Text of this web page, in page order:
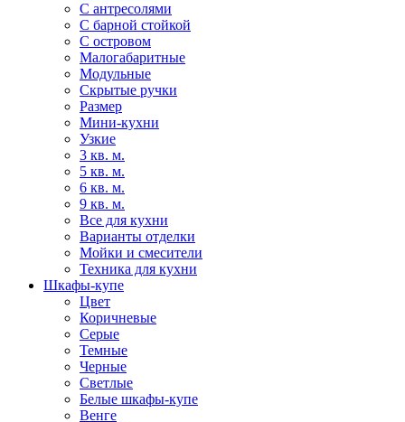
С антресолями
С барной стойкой
С островом
Малогабаритные
Модульные
Скрытые ручки
Размер
Мини-кухни
Узкие
3 кв. м.
5 кв. м.
6 кв. м.
9 кв. м.
Все для кухни
Варианты отделки
Мойки и смесители
Техника для кухни
Шкафы-купе
Цвет
Коричневые
Серые
Темные
Черные
Светлые
Белые шкафы-купе
Венге